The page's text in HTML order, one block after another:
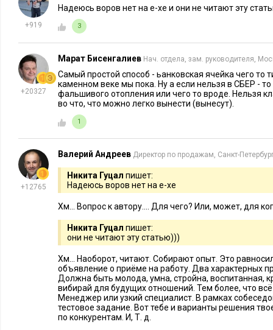
+919
Надеюсь воров нет на e-xe и они не читают эту
3
+20327
Марат Бисенгалиев Нач. отдела, зам. руководителя,
Самый простой способ - ьанковская ячейка чего то
каменном веке мы пока. Ну а если нельзя в СБЕР -
фальшивого отопления или чего то вроде. Нельзя
во что, что можно легко вынести (вынесут).
1
+12765
Валерий Андреев Директор по продажам, Санкт-
Никита Гуцал пишет:
Надеюсь воров нет на e-xе
Хм... Вопрос к автору.... Для чего? Или, может, для
Никита Гуцал пишет:
они не читают эту статью)))
Хм... Наоборот, читают. Собирают опыт. Это
объявление о приёме на работу. Два характерных
Должна быть молода, умна, стройна, воспитанная,
вибирай для будущих отношений. Тем более, что всё
Менеджер или узкий специалист. В рамках
тестовое задание. Вот тебе и варианты решения
по конкурентам. И, Т. д.